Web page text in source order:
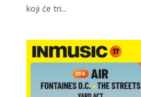
koji će tri...